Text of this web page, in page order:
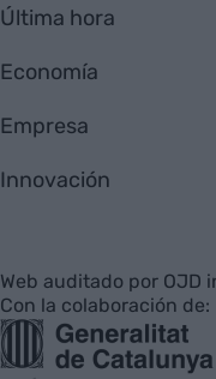
Última hora
Economía
Empresa
Innovación
Web auditado por OJD
Con la colaboración de: